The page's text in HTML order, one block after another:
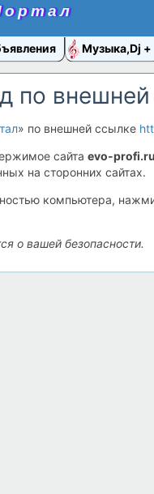
Музыка,Dj
по
» по внешней ссылке
сайта evo-profi.ru
на сторонних сайтах.
компьютера,
о вашей безопасности.